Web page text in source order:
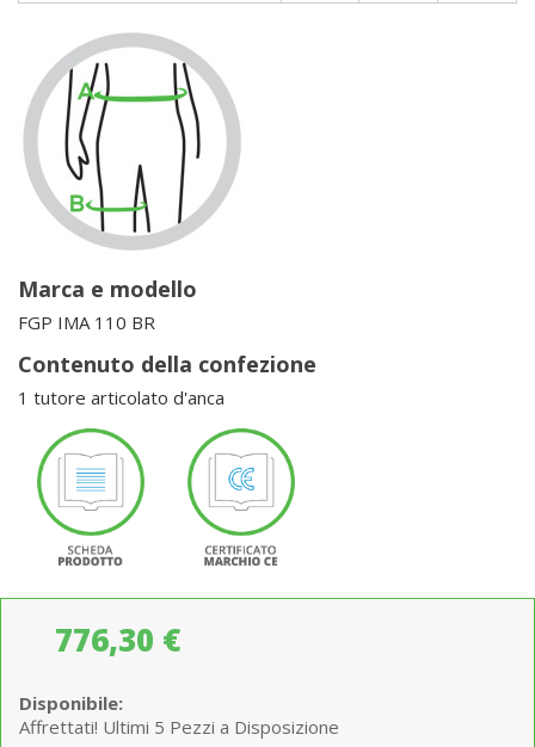
Marca e modello
FGP IMA 110 BR
Contenuto della confezione
1 tutore articolato d'anca
776,30 €
Disponibile:
Affrettati! Ultimi 5 Pezzi a Disposizione